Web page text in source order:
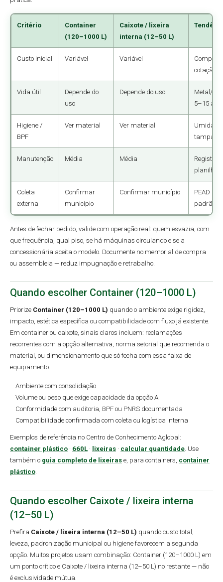
Critério
Container
(120–1000 L)
Caixote / lixeira
interna (12–50 L)
Custo inicial Variável Variável
Compare
cotação +
Vida útil
Depende do
uso
Depende do uso
Metal/
5–15
Higiene /
BPF
Ver material Ver material
tampa +
Manutenção Média Média
Registre
planilha
Coleta
externa
Confirmar
município
Confirmar município
PEAD
padrão
Antes de fechar pedido, valide com operação real: quem esvazia, com
que frequência, qual piso, se há máquinas circulando e se a
concessionária aceita o modelo. Documente no memorial de compra
ou assembleia — reduz impugnação e retrabalho.
Quando escolher Container (120–1000 L)
Priorize Container (120–1000 L) quando o ambiente exige rigidez,
impacto, estética específica ou compatibilidade com fluxo já existente.
Em container ou caixote, sinais claros incluem: reclamações
recorrentes com a opção alternativa, norma setorial que recomenda o
material, ou dimensionamento que só fecha com essa faixa de
equipamento.
Ambiente com consolidação
Volume ou peso que exige capacidade da opção A
Conformidade com auditoria, BPF ou PNRS documentada
Compatibilidade confirmada com coleta ou logística interna
Exemplos de referência no Centro de Conhecimento Aglobal:
container plástico · 660L · lixeiras · calcular quantidade . Use
também o guia completo de lixeiras e, para containers, container
plástico
Quando escolher Caixote / lixeira interna
(12–50 L)
Prefira Caixote / lixeira interna (12–50 L) quando custo total,
leveza, padronização municipal ou higiene favorecem a segunda
opção. Muitos projetos usam combinação: Container (120–1000 L) em
um ponto crítico e Caixote / lixeira interna (12–50 L) no restante — não
é exclusividade mútua.